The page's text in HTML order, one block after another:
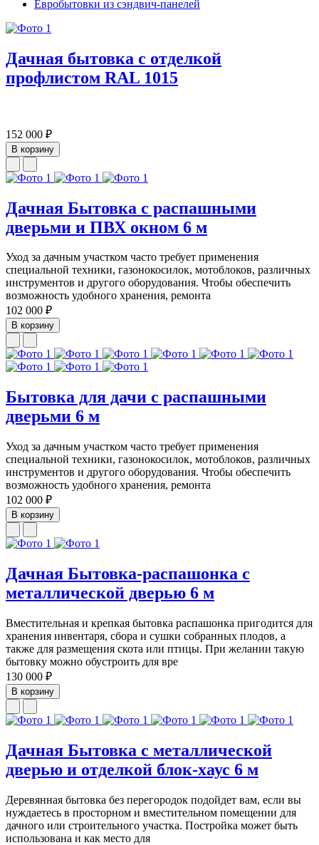
Евробытовки из сэндвич-панелей
Дачная бытовка с отделкой
профлистом RAL 1015
152 000 ₽
В корзину
Дачная Бытовка с распашными
дверьми и ПВХ окном 6 м
Уход за дачным участком часто требует применения
специальной техники, газонокосилок, мотоблоков, различных
инструментов и другого оборудования. Чтобы обеспечить
возможность удобного хранения, ремонта
102 000 ₽
В корзину
Бытовка для дачи с распашными
дверьми 6 м
Уход за дачным участком часто требует применения
специальной техники, газонокосилок, мотоблоков, различных
инструментов и другого оборудования. Чтобы обеспечить
возможность удобного хранения, ремонта
102 000 ₽
В корзину
Дачная Бытовка-распашонка с
металлической дверью 6 м
Вместительная и крепкая бытовка распашонка пригодится для
хранения инвентаря, сбора и сушки собранных плодов, а
также для размещения скота или птицы. При желании такую
бытовку можно обустроить для вре
130 000 ₽
В корзину
Дачная Бытовка с металлической
дверью и отделкой блок-хаус 6 м
Деревянная бытовка без перегородок подойдет вам, если вы
нуждаетесь в просторном и вместительном помещении для
дачного или строительного участка. Постройка может быть
использована и как место для